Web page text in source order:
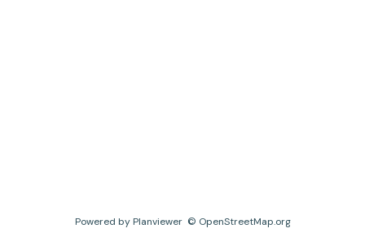
Powered by Planviewer© OpenStreetMap.org